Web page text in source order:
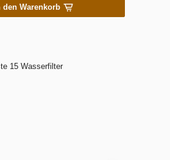
den Warenkorb